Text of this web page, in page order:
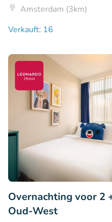
Amsterdam (3km)
Verkauft: 16
Overnachting voor 2
Oud-West